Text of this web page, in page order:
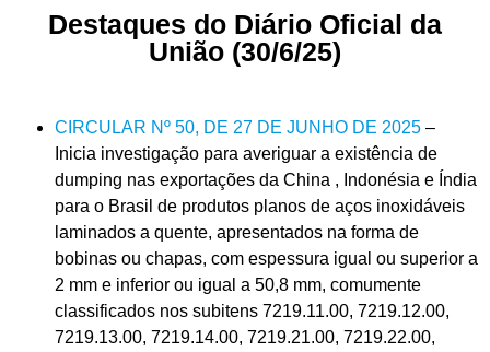
Destaques do Diário Oficial da
União (30/6/25)
CIRCULAR Nº 50, DE 27 DE JUNHO DE 2025 –
Inicia investigação para averiguar a existência de
dumping nas exportações da China , Indonésia e Índia
para o Brasil de produtos planos de aços inoxidáveis
laminados a quente, apresentados na forma de
bobinas ou chapas, com espessura igual ou superior a
2 mm e inferior ou igual a 50,8 mm, comumente
classificados nos subitens 7219.11.00, 7219.12.00,
7219.13.00, 7219.14.00, 7219.21.00, 7219.22.00,